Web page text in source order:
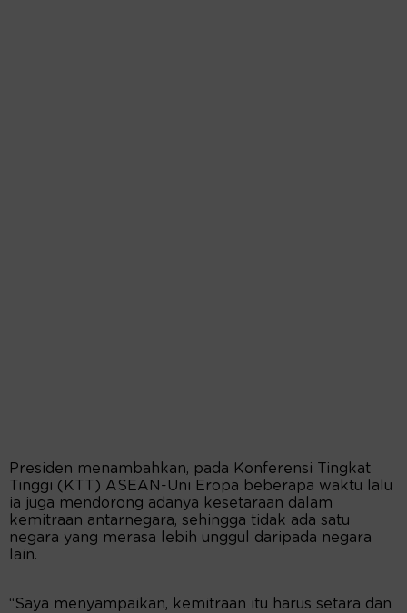
Presiden menambahkan, pada Konferensi Tingkat
Tinggi (KTT) ASEAN-Uni Eropa beberapa waktu lalu
ia juga mendorong adanya kesetaraan dalam
kemitraan antarnegara, sehingga tidak ada satu
negara yang merasa lebih unggul daripada negara
lain.
“Saya menyampaikan, kemitraan itu harus setara dan